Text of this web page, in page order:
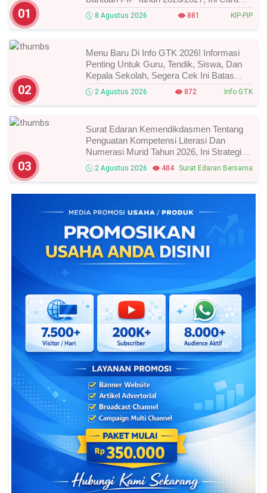
01
Cek Dan Syarat Perubahan Desil!
8 Agustus 2026 881 KIP-PIP
02
Menu Baru Di Info GTK 2026! Informasi
Penting Untuk Guru, Tendik, Siswa, Dan
Kepala Sekolah, Segera Cek Ini Batas
Waktunya!
2 Agustus 2026 872 Info GTK
03
Surat Edaran Kemendikdasmen Tentang
Penguatan Kompetensi Literasi Dan
Numerasi Murid Tahun 2026, Ini Strategi
Dan Alurnya
2 Agustus 2026 484 Surat Edaran Bersama